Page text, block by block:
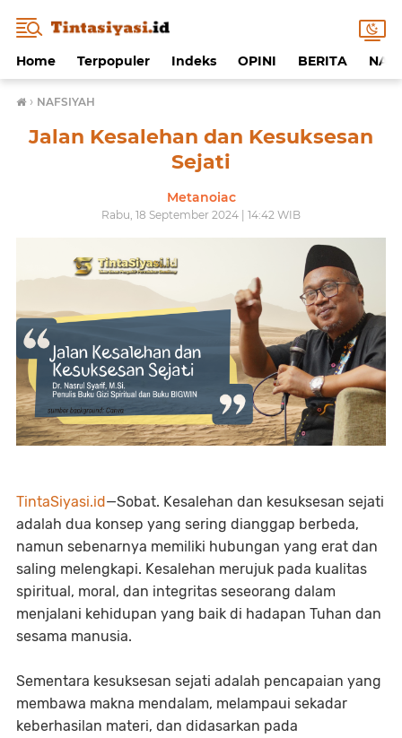
Home Terpopuler Indeks OPINI BERITA
› NAFSIYAH
Jalan Kesalehan dan Kesuksesan
Sejati
Metanoiac
Rabu, 18 September 2024 | 14:42 WIB
TintaSiyasi.id—Sobat. Kesalehan dan kesuksesan sejati
adalah dua konsep yang sering dianggap berbeda,
namun sebenarnya memiliki hubungan yang erat dan
saling melengkapi. Kesalehan merujuk pada kualitas
spiritual, moral, dan integritas seseorang dalam
menjalani kehidupan yang baik di hadapan Tuhan dan
sesama manusia.
Sementara kesuksesan sejati adalah pencapaian yang
membawa makna mendalam, melampaui sekadar
keberhasilan materi, dan didasarkan pada